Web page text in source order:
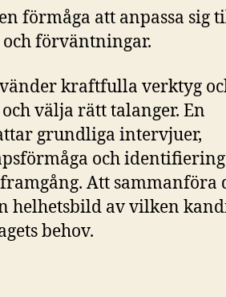
förmåga att anpassa sig
förväntningar.
kraftfulla verktyg
välja rätt talanger. En
grundliga intervjuer,
och
Att sammanföra
helhetsbild av vilken
behov.